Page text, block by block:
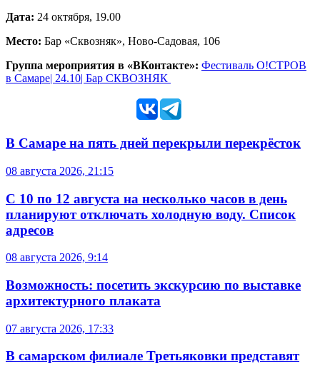
Дата: 24 октября, 19.00
Место: Бар «Сквозняк», Ново-Садовая, 106
Группа мероприятия в «ВКонтакте»: Фестиваль О!СТРОВ
в Самаре| 24.10| Бар СКВОЗНЯК
В Самаре на пять дней перекрыли перекрёсток
08 августа 2026, 21:15
С 10 по 12 августа на несколько часов в день
планируют отключать холодную воду. Список
адресов
08 августа 2026, 9:14
Возможность: посетить экскурсию по выставке
архитектурного плаката
07 августа 2026, 17:33
В самарском филиале Третьяковки представят